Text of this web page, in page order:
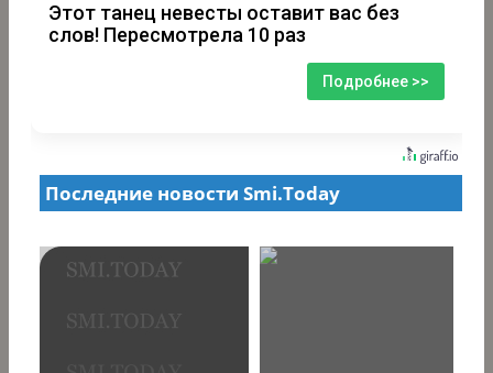
Этот танец невесты оставит вас без
слов! Пересмотрела 10 раз
Подробнее >>